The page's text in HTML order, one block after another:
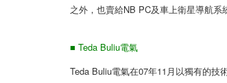
之外，也賣給NB PC及車上衛星導航系
■ Teda Buliu電氣
Teda Buliu電氣在07年11月以獨有的技